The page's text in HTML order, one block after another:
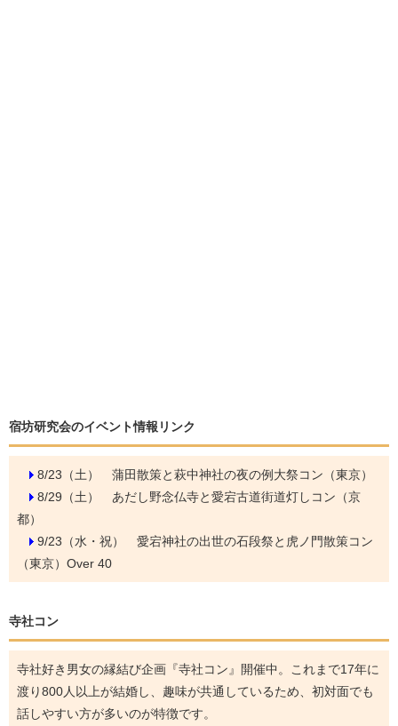
宿坊研究会のイベント情報リンク
8/23（土） 蒲田散策と萩中神社の夜の例大祭コン（東京）
8/29（土） あだし野念仏寺と愛宕古道街道灯しコン（京
都）
9/23（水・祝） 愛宕神社の出世の石段祭と虎ノ門散策コン
（東京）Over 40
寺社コン
寺社好き男女の縁結び企画『寺社コン』開催中。これまで17年に
渡り800人以上が結婚し、趣味が共通しているため、初対面でも
話しやすい方が多いのが特徴です。